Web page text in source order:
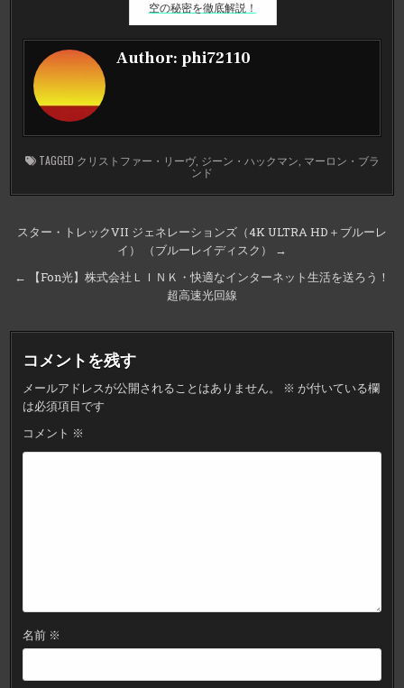
空の秘密を徹底解説！
Author: phi72110
TAGGED クリストファー・リーヴ, ジーン・ハックマン マーロン・ブラ
ンド
投
ナ
ゲ
ー
シ
ョ
ン
スター・トレックVII ジェネレーションズ（4K ULTRA HD＋ブルーレ
イ） （ブルーレイディスク） →
← 【Fon光】株式会社ＬＩＮＫ・快適なインターネット生活を送ろう！
超高速光回線
コメントを残す
メールアドレスが公開されることはありません。 ※ が付いている欄
は必須項目です
コメント ※
名前 ※